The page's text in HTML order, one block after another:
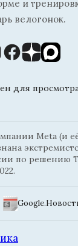
и
велогонок.
для
Meta (и
по решению